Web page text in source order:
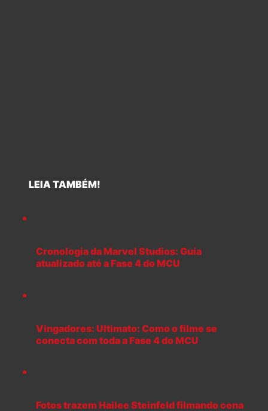
LEIA TAMBÉM!
Cronologia da Marvel Studios: Guia
atualizado até a Fase 4 do MCU
Vingadores: Ultimato: Como o filme se
conecta com toda a Fase 4 do MCU
Fotos trazem Hailee Steinfeld filmando cena